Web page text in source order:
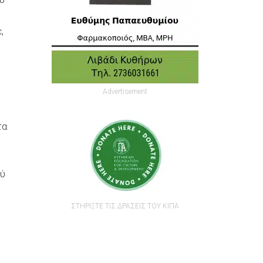
Advertisement
ΣΤΗΡΙΞΤΕ ΤΙΣ ΔΡΑΣΕΙΣ ΤΟΥ ΚΙΠΑ